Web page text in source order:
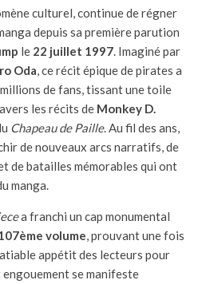
culturel, continue de régner
depuis sa première parution
le 22 juillet 1997. Imaginé par
Oda, ce récit épique de pirates a
de fans, tissant une toile
les récits de Monkey D.
Chapeau de Paille. Au fil des ans,
de nouveaux arcs narratifs, de
de batailles mémorables qui ont
manga.
a franchi un cap monumental
volume, prouvant une fois
appétit des lecteurs pour
se manifeste